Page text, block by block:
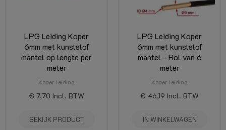
LPG Leiding Koper
6mm met kunststof
mantel op lengte per
meter
Koper leiding
€ 7,70 Incl. BTW
BEKIJK PRODUCT
LPG Leiding Koper
6mm met kunststof
mantel - Rol van 6
meter
Koper leiding
€ 46,19 Incl. BTW
IN WINKELWAGEN